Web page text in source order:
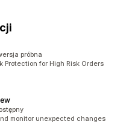
próbna
Protection for High Risk Orders
monitor unexpected changes